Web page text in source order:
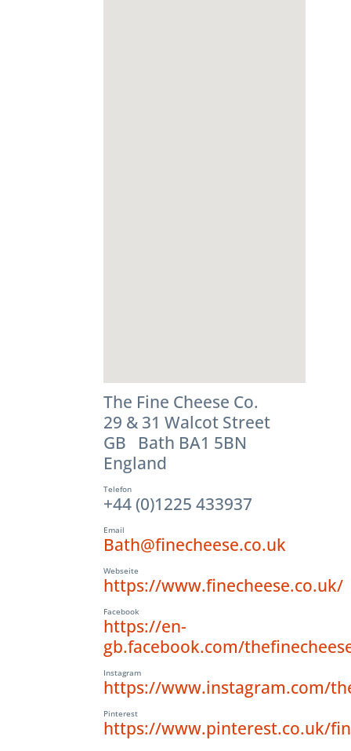
The Fine Cheese Co.
29 & 31 Walcot Street
GB Bath BA1 5BN
England
Telefon
+44 (0)1225 433937
Email
Bath@finecheese.co.uk
Webseite
https://www.finecheese.co.uk/
Facebook
https://en-
gb.facebook.com/
Instagram
https://www.instagram.com/
Pinterest
https://www.pinterest.co.uk/